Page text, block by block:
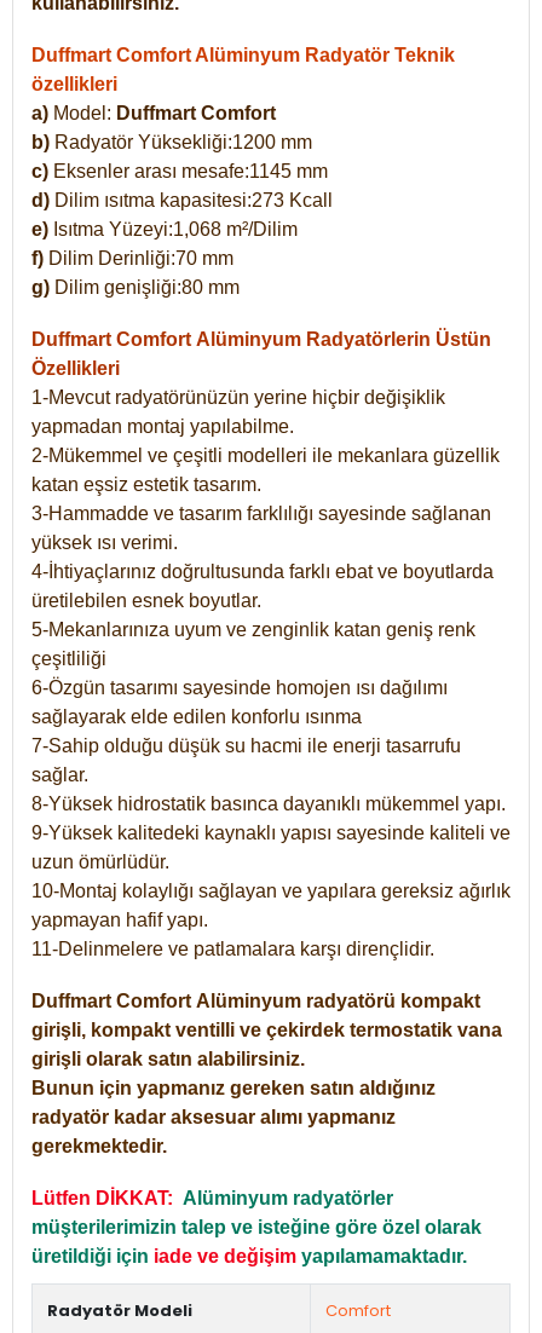
Duffmart Comfort Alüminyum Radyatör Teknik
özellikleri
a) Model: Duffmart Comfort
b) Radyatör Yüksekliği:1200 mm
c) Eksenler arası mesafe:1145 mm
d) Dilim ısıtma kapasitesi:273 Kcall
e) Isıtma Yüzeyi:1,068 m²/Dilim
f) Dilim Derinliği:70 mm
g) Dilim genişliği:80 mm
Duffmart Comfort Alüminyum Radyatörlerin Üstün
Özellikleri
1-Mevcut radyatörünüzün yerine hiçbir değişiklik
yapmadan montaj yapılabilme.
2-Mükemmel ve çeşitli modelleri ile mekanlara güzellik
katan eşsiz estetik tasarım.
3-Hammadde ve tasarım farklılığı sayesinde sağlanan
yüksek ısı verimi.
4-İhtiyaçlarınız doğrultusunda farklı ebat ve boyutlarda
üretilebilen esnek boyutlar.
5-Mekanlarınıza uyum ve zenginlik katan geniş renk
çeşitliliği
6-Özgün tasarımı sayesinde homojen ısı dağılımı
sağlayarak elde edilen konforlu ısınma
7-Sahip olduğu düşük su hacmi ile enerji tasarrufu
sağlar.
8-Yüksek hidrostatik basınca dayanıklı mükemmel yapı.
9-Yüksek kalitedeki kaynaklı yapısı sayesinde kaliteli ve
uzun ömürlüdür.
10-Montaj kolaylığı sağlayan ve yapılara gereksiz ağırlık
yapmayan hafif yapı.
11-Delinmelere ve patlamalara karşı dirençlidir.
Duffmart Comfort Alüminyum radyatörü kompakt
girişli, kompakt ventilli ve çekirdek termostatik vana
girişli olarak satın alabilirsiniz.
Bunun için yapmanız gereken satın aldığınız
radyatör kadar aksesuar alımı yapmanız
gerekmektedir.
Lütfen DİKKAT: Alüminyum radyatörler
müşterilerimizin talep ve isteğine göre özel olarak
üretildiği için iade ve değişim yapılamamaktadır.
Radyatör Modeli Comfort